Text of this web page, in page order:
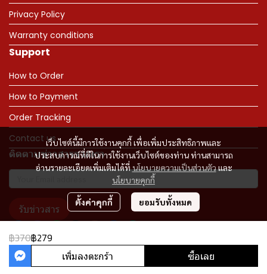
฿370฿279
เพิ่มลงตะกร้า ซื้อเลย
เว็บไซต์นี้มีการใช้งานคุกกี้ เพื่อเพิ่มประสิทธิภาพและ
ประสบการณ์ที่ดีในการใช้งานเว็บไซต์ของท่าน ท่านสามารถ
อ่านรายละเอียดเพิ่มเติมได้ที่นโยบายความเป็นส่วนตัวและ
นโยบายคุกกี้
ตั้งค่าคุกกี้ ยอมรับทั้งหมด
Privacy Policy
Warranty conditions
Support
How to Order
How to Payment
Order Tracking
Contact us
ติดตามข่าวสารจากเรา
รับข่าวสาร
Copyright 2023 | All Rights Reserved | Powered by MWE